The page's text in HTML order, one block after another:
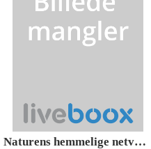
Naturens hemmelige netværk